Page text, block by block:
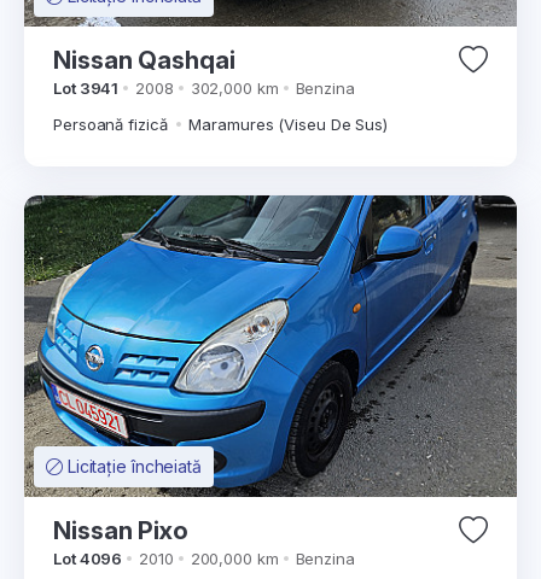
Nissan Qashqai
Lot 3941 2008 302,000 km
Benzina
Persoană fizică
Maramures (Viseu De Sus)
Licitație încheiată
Nissan Pixo
Lot 4096 2010 200,000 km
Benzina